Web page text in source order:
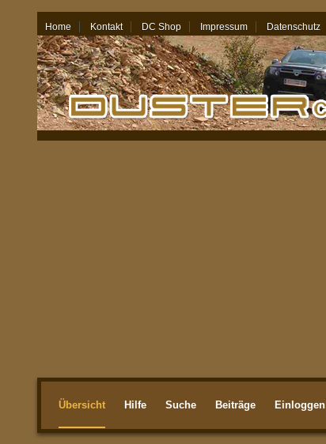
Home Kontakt DC Shop Impressum Datenschutz
07.08.26 - 15:22
Übersicht Hilfe Suche Beiträge Einloggen